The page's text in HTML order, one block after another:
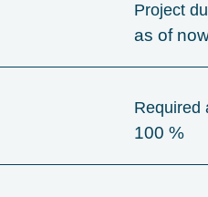
Project
as of
Required
100 %